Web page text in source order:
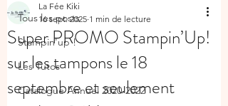
Tous les posts
Stampin'up !
Les Tutos
Catalogue Annuel 2020-2022
Super PROMO Stampin’Up!
sur les tampons le 18
septembre et seulement
La Fée Kiki
16 sept. 2025 1 min de lecture